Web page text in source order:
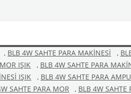
, BLB 4W SAHTE PARA MAKİNESİ ,
IŞIK , BLB 4W SAHTE PARA
IŞIK , BLB 4W SAHTE PARA
SAHTE PARA MOR , BLB 4W SAHTE